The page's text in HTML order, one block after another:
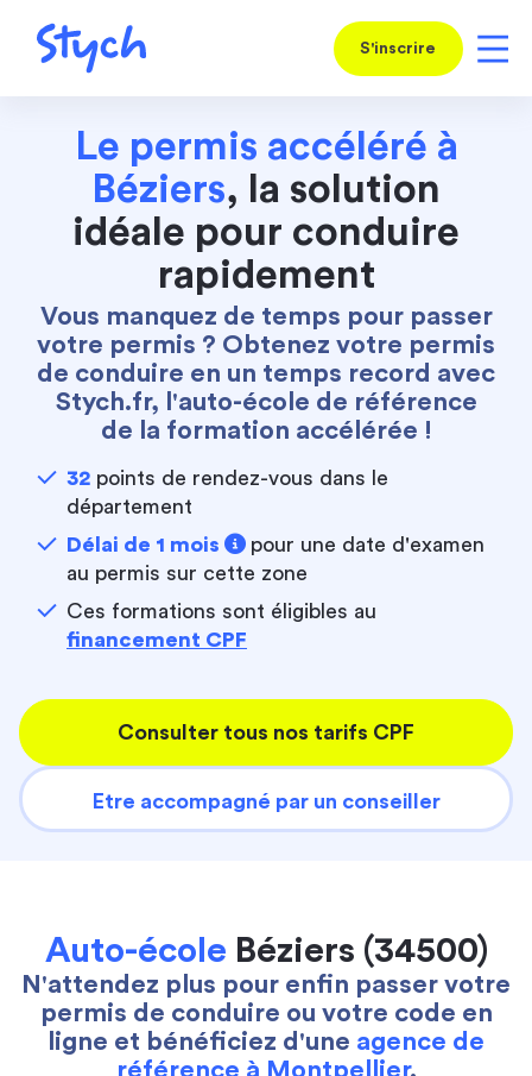
S'inscrire
Le permis accéléré à
Béziers, la solution
idéale pour conduire
rapidement
Vous manquez de temps pour passer
votre permis ? Obtenez votre permis
de conduire en un temps record avec
Stych.fr, l'auto-école de référence
de la formation accélérée !
32 points de rendez-vous dans le
département
Délai de 1 mois
pour une date d'examen
au permis sur cette zone
Ces formations sont éligibles au
financement CPF
Consulter tous nos tarifs CPF
Etre accompagné par un conseiller
Auto-école Béziers (34500)
N'attendez plus pour enfin passer votre
permis de conduire ou votre code en
ligne et bénéficiez d'une agence de
référence à Montpellier.